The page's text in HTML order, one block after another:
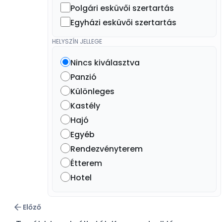
Polgári esküvői szertartás
Egyházi esküvői szertartás
HELYSZÍN JELLEGE
Nincs kiválasztva
Panzió
Különleges
Kastély
Hajó
Egyéb
Rendezvényterem
Étterem
Hotel
Előző